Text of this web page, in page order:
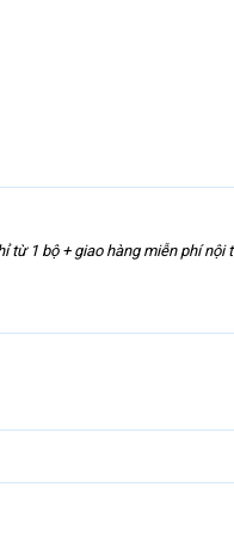
1 bộ + giao hàng miễn phí nội